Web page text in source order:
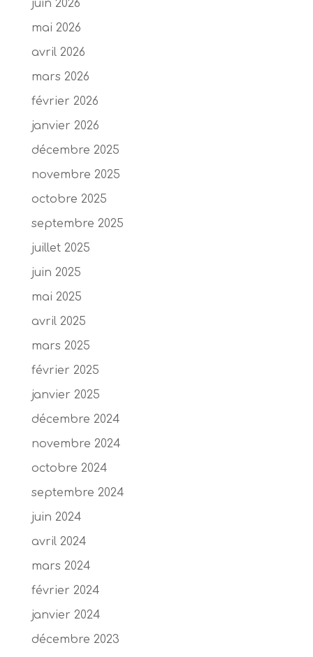
juin 2026
mai 2026
avril 2026
mars 2026
février 2026
janvier 2026
décembre 2025
novembre 2025
octobre 2025
septembre 2025
juillet 2025
juin 2025
mai 2025
avril 2025
mars 2025
février 2025
janvier 2025
décembre 2024
novembre 2024
octobre 2024
septembre 2024
juin 2024
avril 2024
mars 2024
février 2024
janvier 2024
décembre 2023